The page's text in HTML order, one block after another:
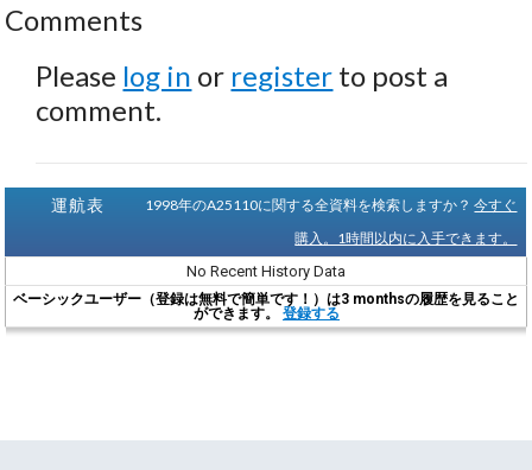
Comments
Please log in or register to post a
comment.
運航表 1998年のA25110に関する全資料を検索しますか？今すぐ
購入。1時間以内に入手できます。
No Recent History Data
ベーシックユーザー（登録は無料で簡単です！）は3 monthsの履歴を見ること
ができます。 登録する